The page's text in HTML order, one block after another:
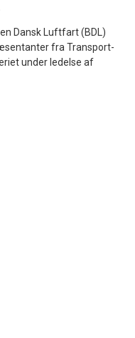
Dansk Luftfart (BDL)
fra Transport-
under ledelse af